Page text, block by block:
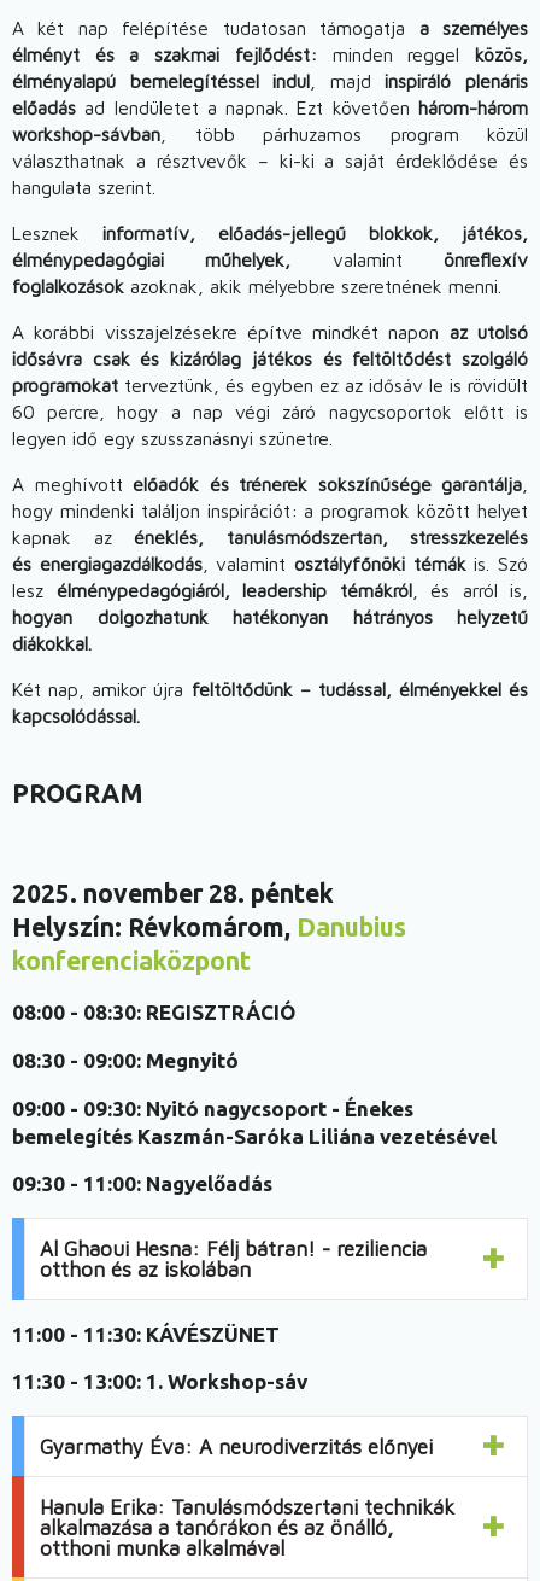
A két nap felépítése tudatosan támogatja a személyes
élményt és a szakmai fejlődést: minden reggel közös,
élményalapú bemelegítéssel indul , majdinspiráló plenáris
előadás ad lendületet a napnak. Ezt követően három-három
workshop-sávban , több párhuzamos program közül
választhatnak a résztvevők – ki-ki a saját érdeklődése és
hangulata szerint.
Lesznek informatív, előadás-jellegű blokkok, játékos,
élménypedagógiai műhelyek, valamintönreflexív
foglalkozások azoknak, akik mélyebbre szeretnének menni.
A korábbi visszajelzésekre építve mindkét napon az utolsó
idősávra csak és kizárólag játékos és feltöltődést szolgáló
programokat terveztünk, és egyben ez az idősáv le is rövidült
60 percre, hogy a nap végi záró nagycsoportok előtt is
legyen idő egy szusszanásnyi szünetre.
A meghívott előadók és trénerek sokszínűsége garantálja
hogy mindenki találjon inspirációt: a programok között helyet
kapnak az éneklés, tanulásmódszertan, stresszkezelés
és energiagazdálkodás, valamintosztályfőnöki témákis. Szó
lesz élménypedagógiáról, leadership témákról, és arról is,
hogyan dolgozhatunk hatékonyan hátrányos helyzetű
diákokkal.
Két nap, amikor újra feltöltődünk – tudással, élményekkel és
kapcsolódással.
PROGRAM
2025. november 28. péntek
Helyszín: Révkomárom, Danubius
konferenciaközpont
08:00 - 08:30: REGISZTRÁCIÓ
08:30 - 09:00: Megnyitó
09:00 - 09:30: Nyitó nagycsoport - Énekes
bemelegítés Kaszmán-Saróka Liliána vezetésével
09:30 - 11:00: Nagyelőadás
Al Ghaoui Hesna: Félj bátran! - reziliencia
otthon és az iskolában
11:00 - 11:30: KÁVÉSZÜNET
11:30 - 13:00: 1. Workshop-sáv
Gyarmathy Éva: A neurodiverzitás előnyei
Hanula Erika: Tanulásmódszertani technikák
alkalmazása a tanórákon és az önálló,
otthoni munka alkalmával